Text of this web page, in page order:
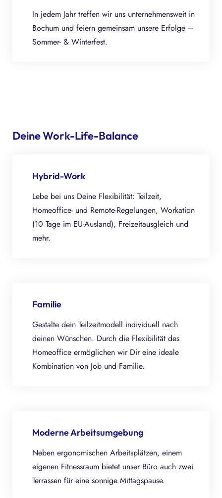
In jedem Jahr treffen wir uns unternehmensweit in
Bochum und feiern gemeinsam unsere Erfolge –
Sommer- & Winterfest.
Deine Work-Life-Balance
Hybrid-Work
Lebe bei uns Deine Flexibilität: Teilzeit,
Homeoffice- und Remote-Regelungen, Workation
(10 Tage im EU-Ausland), Freizeitausgleich und
mehr.
Familie
Gestalte dein Teilzeitmodell individuell nach
deinen Wünschen. Durch die Flexibilität des
Homeoffice ermöglichen wir Dir eine ideale
Kombination von Job und Familie.
Moderne Arbeitsumgebung
Neben ergonomischen Arbeitsplätzen, einem
eigenen Fitnessraum bietet unser Büro auch zwei
Terrassen für eine sonnige Mittagspause.